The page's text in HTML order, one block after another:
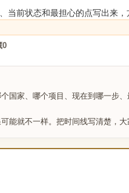
前状态和最担心的点写出来，
0
国家、哪个项目、现在到哪一步、
能就不一样。把时间线写清楚，大